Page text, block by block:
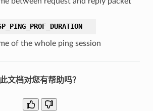
of the whole ping session
此文档对您有帮助吗？